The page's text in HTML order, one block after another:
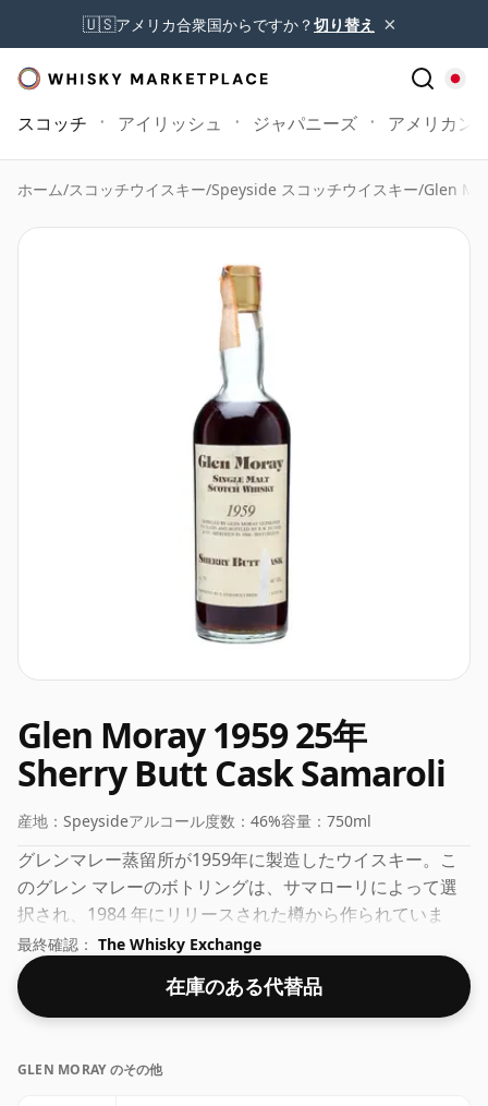
🇺🇸アメリカ合衆国からですか？切り替え ×
スコッチ アイリッシュ ジャパニーズ アメリカン
ホーム/スコッチウイスキー/Speyside スコッチウイスキー/Glen
Glen Moray 1959 25年
Sherry Butt Cask Samaroli
産地： Speysideアルコール度数： 46%容量： 750ml
グレンマレー蒸留所が1959年に製造したウイスキー。こ
のグレン マレーのボトリングは、サマローリによって選
択され、1984 年にリリースされた樽から作られていま
す。通常の 75cl ボトルに入っており、健全なアルコール
度数 46% でボトリングされています。
最終確認： The Whisky Exchange
在庫のある代替品
GLEN MORAY のその他